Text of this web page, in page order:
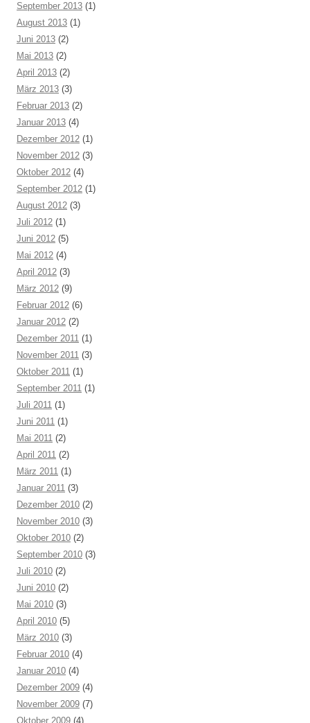
September 2013 (1)
August 2013 (1)
Juni 2013 (2)
Mai 2013 (2)
April 2013 (2)
März 2013 (3)
Februar 2013 (2)
Januar 2013 (4)
Dezember 2012 (1)
November 2012 (3)
Oktober 2012 (4)
September 2012 (1)
August 2012 (3)
Juli 2012 (1)
Juni 2012 (5)
Mai 2012 (4)
April 2012 (3)
März 2012 (9)
Februar 2012 (6)
Januar 2012 (2)
Dezember 2011 (1)
November 2011 (3)
Oktober 2011 (1)
September 2011 (1)
Juli 2011 (1)
Juni 2011 (1)
Mai 2011 (2)
April 2011 (2)
März 2011 (1)
Januar 2011 (3)
Dezember 2010 (2)
November 2010 (3)
Oktober 2010 (2)
September 2010 (3)
Juli 2010 (2)
Juni 2010 (2)
Mai 2010 (3)
April 2010 (5)
März 2010 (3)
Februar 2010 (4)
Januar 2010 (4)
Dezember 2009 (4)
November 2009 (7)
Oktober 2009 (4)